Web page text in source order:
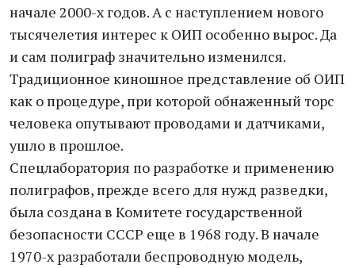
начале 2000-х годов. А с наступлением нового
тысячелетия интерес к ОИП особенно вырос. Да
и сам полиграф значительно изменился.
Традиционное киношное представление об ОИП
как о процедуре, при которой обнаженный торс
человека опутывают проводами и датчиками,
ушло в прошлое.
Спецлаборатория по разработке и применению
полиграфов, прежде всего для нужд разведки,
была создана в Комитете государственной
безопасности СССР еще в 1968 году. В начале
1970-х разработали беспроводную модель,